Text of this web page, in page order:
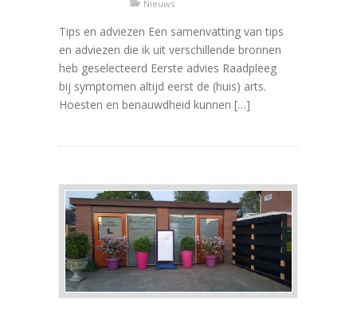
Nieuws
Tips en adviezen Een samenvatting van tips
en adviezen die ik uit verschillende bronnen
heb geselecteerd Eerste advies Raadpleeg
bij symptomen altijd eerst de (huis) arts.
Hoesten en benauwdheid kunnen […]